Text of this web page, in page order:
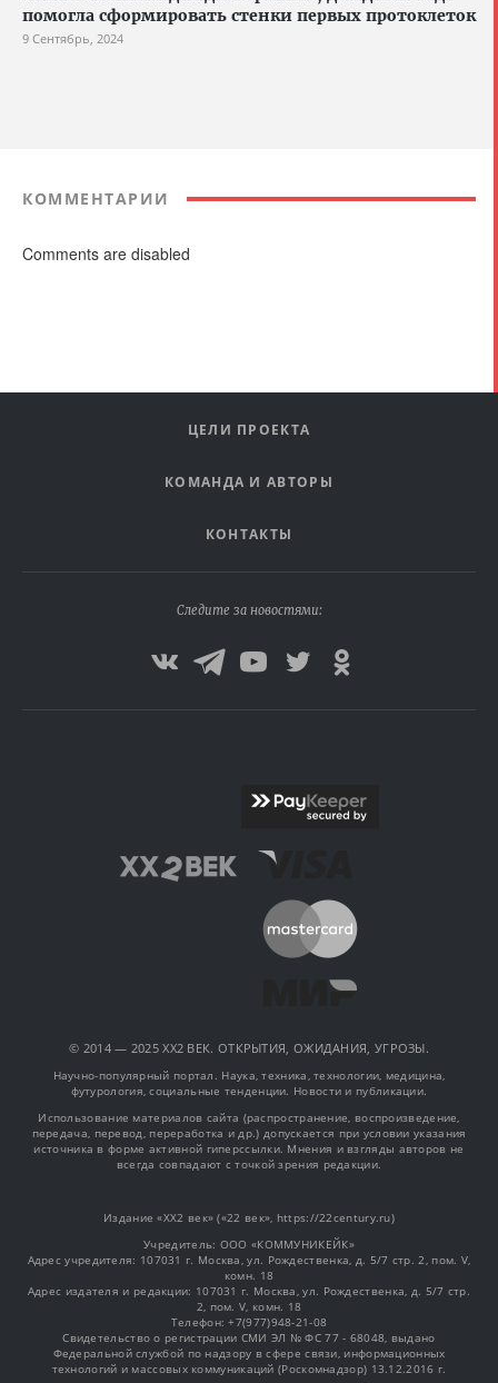
помогла сформировать стенки первых протоклеток
9 Сентябрь, 2024
КОММЕНТАРИИ
Comments are disabled
ЦЕЛИ ПРОЕКТА
КОМАНДА И АВТОРЫ
КОНТАКТЫ
Следите за новостями:
© 2014 — 2025 XX2 ВЕК. ОТКРЫТИЯ, ОЖИДАНИЯ, УГРОЗЫ.
Научно-популярный портал. Наука, техника, технологии, медицина,
футурология, социальные тенденции. Новости и публикации.
Использование материалов сайта (распространение, воспроизведение,
передача, перевод, переработка и др.) допускается при условии указания
источника в форме активной гиперссылки. Мнения и взгляды авторов не
всегда совпадают с точкой зрения редакции.
Издание «XX2 век» («22 век», https://22century.ru)
Учредитель: OOO «КОММУНИКЕЙК»
Адрес учредителя: 107031 г. Москва, ул. Рождественка, д. 5/7 стр. 2, пом. V,
комн. 18
Адрес издателя и редакции: 107031 г. Москва, ул. Рождественка, д. 5/7 стр.
2, пом. V, комн. 18
Телефон: +7(977)948-21-08
Свидетельство о регистрации СМИ ЭЛ № ФС 77 - 68048, выдано
Федеральной службой по надзору в сфере связи, информационных
технологий и массовых коммуникаций (Роскомнадзор) 13.12.2016 г.